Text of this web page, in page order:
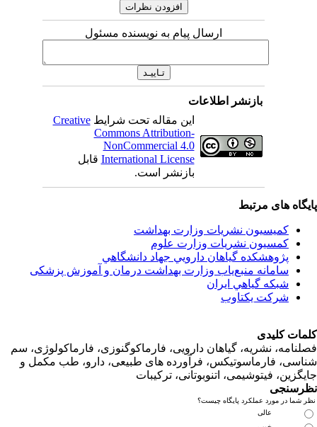
ارسال پیام به نویسنده مسئول
بازنشر اطلاعات
این مقاله تحت شرایط Creative
Commons Attribution-
NonCommercial 4.0
International Licenseقابل
بازنشر است.
های مرتبط
کمیسیون نشریات وزارت بهداشت
کمسیون نشریات وزارت علوم
پژوهشكده گياهان دارويي جهاد دانشگاهي
سامانه منبع‌ياب وزارت بهداشت درمان و آموزش پزشکی
شبكه گياهي ايران
شرکت یکتاوب
کلیدی
نشریه، گیاهان دارویی، فارماکوگنوزی، فارماکولوژی، سم
فارماسوتیکس، فرآورده های طبیعی، دارو، طب مکمل و
فیتوشیمی، اتنوبوتانی، ترکیبات
در مورد عملکرد پایگاه چیست؟